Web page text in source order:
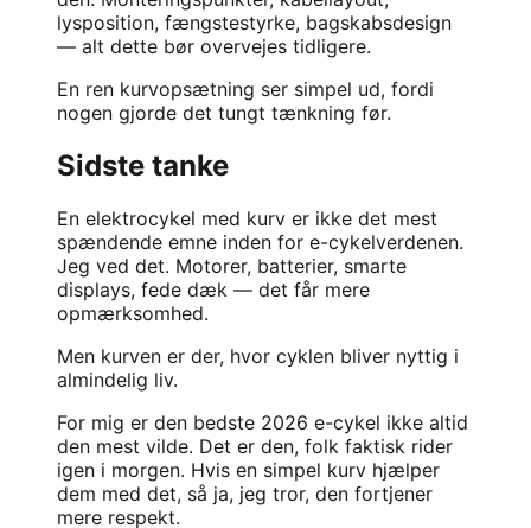
lysposition, fængstestyrke, bagskabsdesign
— alt dette bør overvejes tidligere.
En ren kurvopsætning ser simpel ud, fordi
nogen gjorde det tungt tænkning før.
Sidste tanke
En elektrocykel med kurv er ikke det mest
spændende emne inden for e-cykelverdenen.
Jeg ved det. Motorer, batterier, smarte
displays, fede dæk — det får mere
opmærksomhed.
Men kurven er der, hvor cyklen bliver nyttig i
almindelig liv.
For mig er den bedste 2026 e-cykel ikke altid
den mest vilde. Det er den, folk faktisk rider
igen i morgen. Hvis en simpel kurv hjælper
dem med det, så ja, jeg tror, den fortjener
mere respekt.